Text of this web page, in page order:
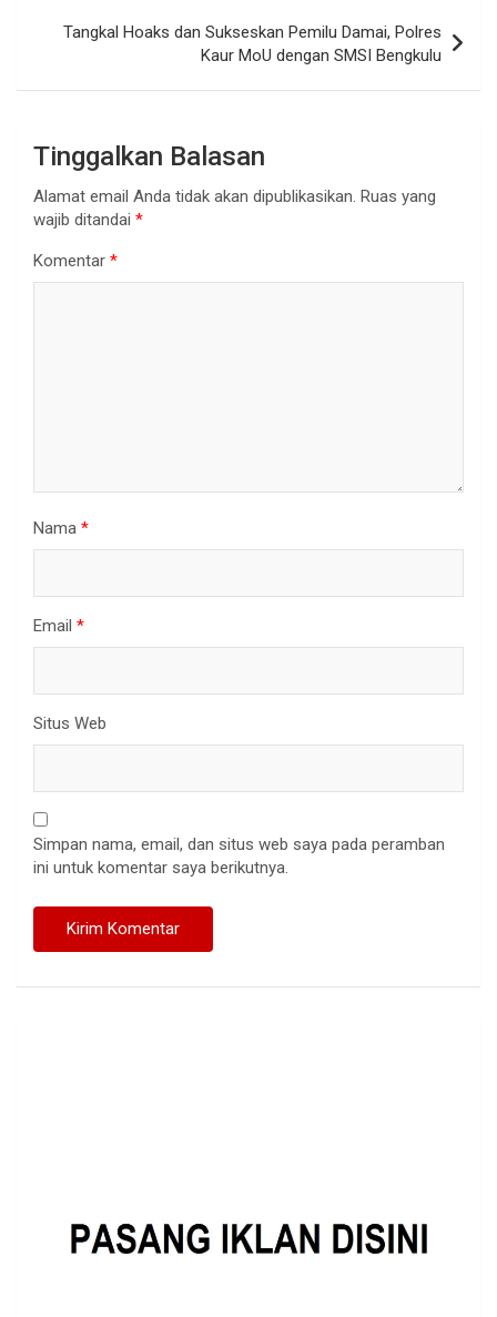
Tangkal Hoaks dan Sukseskan Pemilu Damai, Polres
Kaur MoU dengan SMSI Bengkulu
Tinggalkan Balasan
Alamat email Anda tidak akan dipublikasikan. Ruas yang
wajib ditandai *
Komentar *
Nama *
Email *
Situs Web
Simpan nama, email, dan situs web saya pada peramban
ini untuk komentar saya berikutnya.